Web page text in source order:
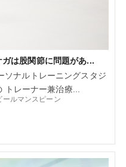
は股関節に問題があ...
ソナルトレーニングスタジ
レーナー兼治療...
ールマンスピーン